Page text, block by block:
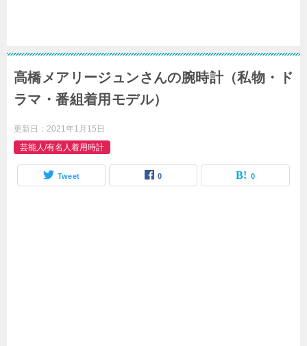
高橋メアリージュンさんの腕時計（私物・ド
ラマ・番組着用モデル）
更新日： 2021年1月15日
芸能人/有名人着用時計
Tweet 0 0